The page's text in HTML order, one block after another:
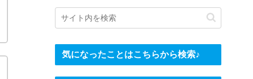
気になったことはこちらから検索♪